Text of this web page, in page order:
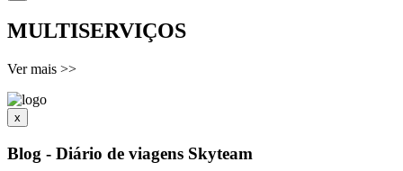
MULTISERVIÇOS
Ver mais >>
x
Blog - Diário de viagens Skyteam